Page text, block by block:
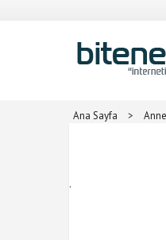
Ana Sayfa >
.